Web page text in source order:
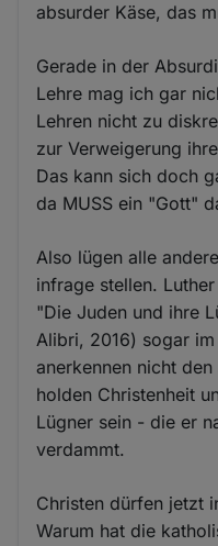
absurder Käse, das
Gerade in der
Lehre mag ich gar
Lehren nicht zu
zur Verweigerung
Das kann sich doch
da MUSS ein "Gott"
Also lügen alle
infrage stellen.
"Die Juden und ihre
Alibri, 2016) sogar
anerkennen nicht
holden Christenheit
Lügner sein - die er
verdammt.
Christen dürfen jetzt
Warum hat die